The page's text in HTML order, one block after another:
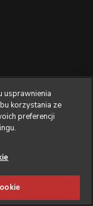
usprawnienia
korzystania ze
preferencji